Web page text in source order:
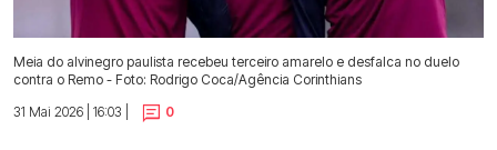
Meia do alvinegro paulista recebeu terceiro amarelo e desfalca no duelo
contra o Remo - Foto: Rodrigo Coca/Agência Corinthians
31 Mai 2026 | 16:03 |
0